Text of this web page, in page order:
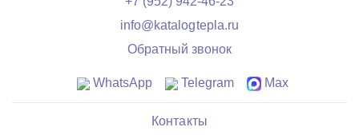
info@katalogtepla.ru
Обратный звонок
WhatsApp Telegram Max
Контакты